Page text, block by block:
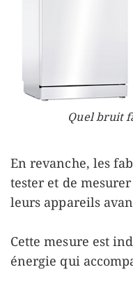
Quel bruit
En revanche, les
tester et de
leurs appareils
Cette mesure est
énergie qui